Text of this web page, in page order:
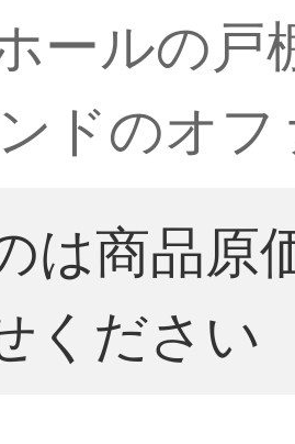
ールの戸
ドのオ
は商品原
ください